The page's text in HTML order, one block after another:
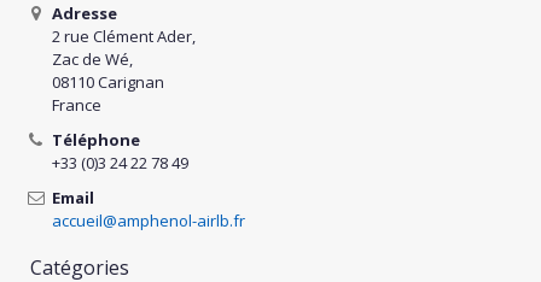
Adresse
2 rue Clément Ader,
Zac de Wé,
08110 Carignan
France
Téléphone
+33 (0)3 24 22 78 49
Email
accueil@amphenol-airlb.fr
Catégories